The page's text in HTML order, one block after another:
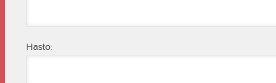
Hasło: